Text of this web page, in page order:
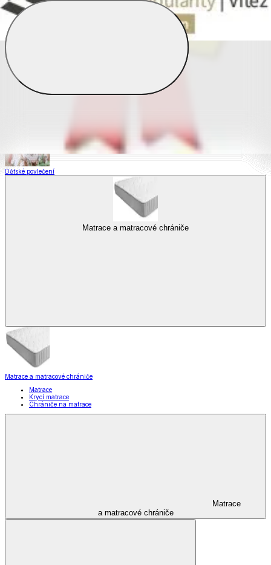
Saténové povlečení
Povlečení s fototiskem
Dětské povlečení
Matrace a matracové chrániče
Matrace a matracové chrániče
Matrace
Krycí matrace
Chrániče na matrace
Matrace
a matracové chrániče